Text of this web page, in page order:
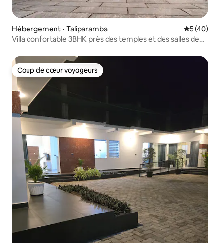
Hébergement ⋅ Taliparamba
5 (40)
Villa confortable 3BHK près des temples et des salles de
Coup de cœur voyageurs
Coup de cœur voyageurs